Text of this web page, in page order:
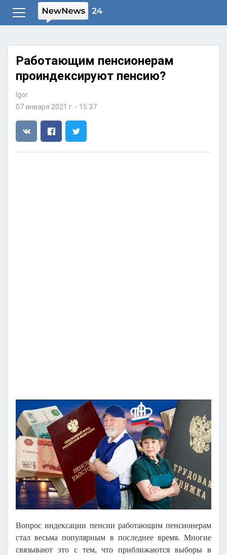
Работающим пенсионерам
проиндексируют пенсию?
Igor
07 января 2021 г. - 15:37
Вопрос индексации пенсии работающим пенсионерам
стал весьма популярным в последнее время. Многие
связывают это с тем, что приближаются выборы в